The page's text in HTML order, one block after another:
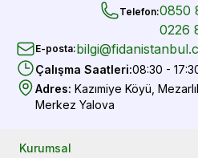
Telefon:0850
0226
E-posta:
Çalışma Saatleri:08:30 -
Adres: Kazımiye Köyü,
Merkez Yalova
Kurumsal